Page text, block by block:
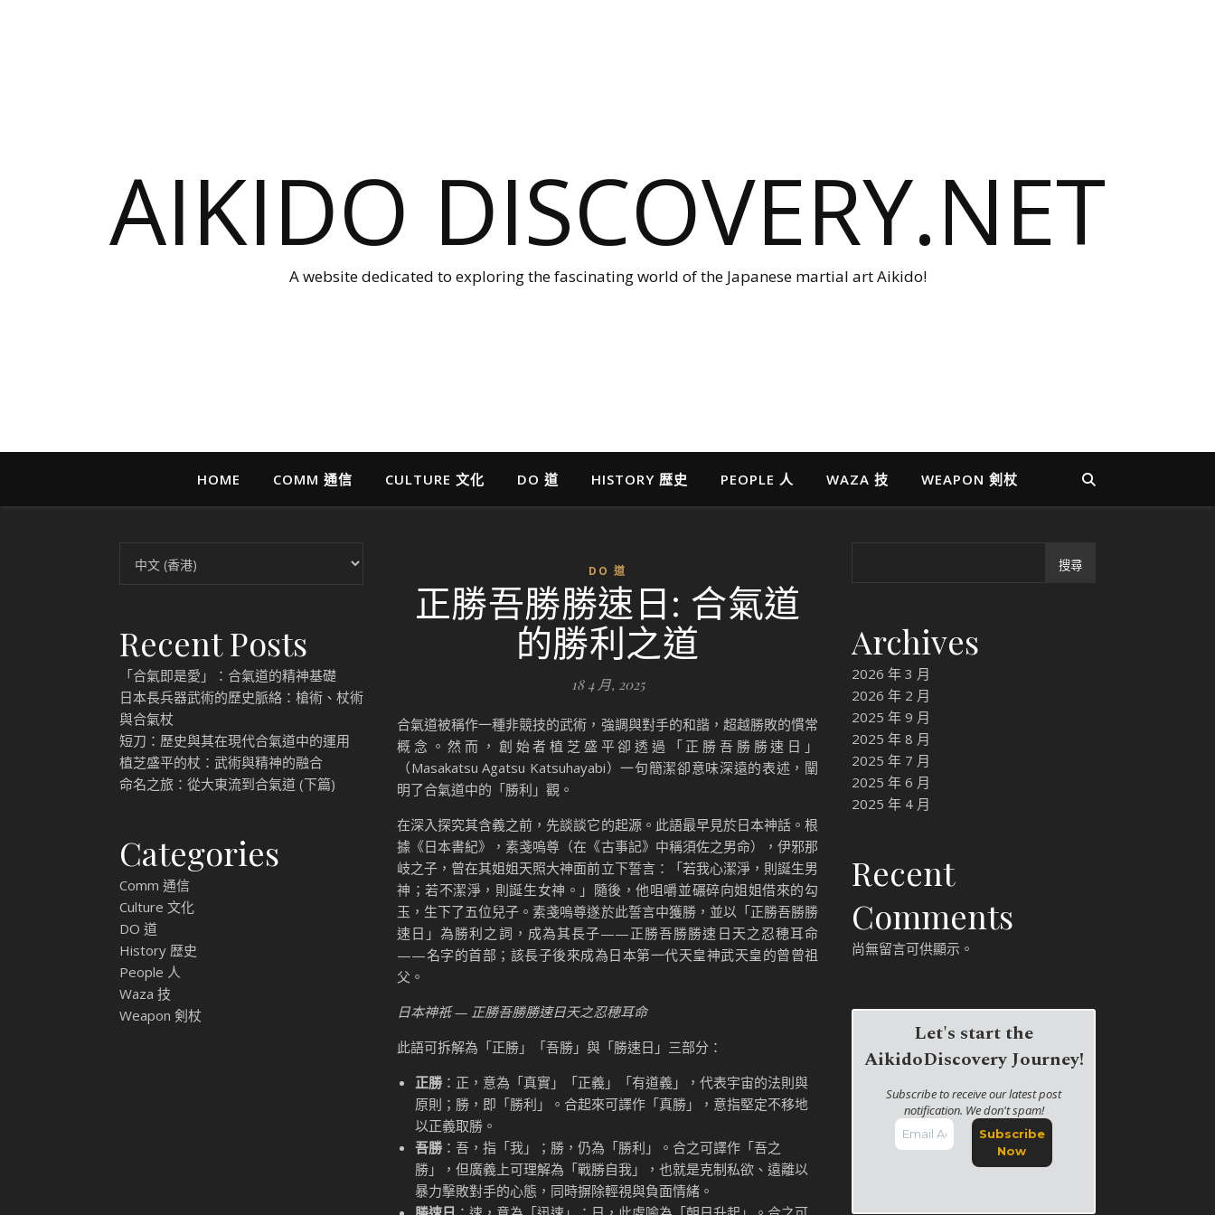
AIKIDO DISCOVERY.NET
A website dedicated to exploring the fascinating world of the Japanese martial art Aikido!
HOME COMM 通信 CULTURE 文化 DO 道 HISTORY 歴史 PEOPLE 人 WAZA 技 WEAPON 剣杖
Recent Posts
「合氣即是愛」：合氣道的精神基礎
日本長兵器武術的歷史脈絡：槍術、杖術
與合氣杖
短刀：歷史與其在現代合氣道中的運用
植芝盛平的杖：武術與精神的融合
命名之旅：從大東流到合氣道 (下篇)
Categories
Comm 通信
Culture 文化
DO 道
History 歴史
People 人
Waza 技
Weapon 剣杖
DO 道
正勝吾勝勝速日: 合氣道
的勝利之道
18 4 月, 2025
合氣道被稱作一種非競技的武術，強調與對手的和諧，超越勝敗的慣常
概念。然而，創始者植芝盛平卻透過「正勝吾勝勝速日」
（Masakatsu Agatsu Katsuhayabi）一句簡潔卻意味深遠的表述，闡
明了合氣道中的「勝利」觀。
在深入探究其含義之前，先談談它的起源。此語最早見於日本神話。根
據《日本書紀》，素戔嗚尊（在《古事記》中稱須佐之男命），伊邪那
岐之子，曾在其姐姐天照大神面前立下誓言：「若我心潔淨，則誕生男
神；若不潔淨，則誕生女神。」隨後，他咀嚼並碾碎向姐姐借來的勾
玉，生下了五位兒子。素戔嗚尊遂於此誓言中獲勝，並以「正勝吾勝勝
速日」為勝利之詞，成為其長子——正勝吾勝勝速日天之忍穂耳命
——名字的首部；該長子後來成為日本第一代天皇神武天皇的曾曾祖
父。
日本神祇 — 正勝吾勝勝速日天之忍穂耳命
此語可拆解為「正勝」「吾勝」與「勝速日」三部分：
正勝：正，意為「真實」「正義」「有道義」，代表宇宙的法則與
原則；勝，即「勝利」。合起來可譯作「真勝」，意指堅定不移地
以正義取勝。
吾勝：吾，指「我」；勝，仍為「勝利」。合之可譯作「吾之
勝」，但廣義上可理解為「戰勝自我」，也就是克制私欲、遠離以
暴力擊敗對手的心態，同時摒除輕視與負面情緒。
搜尋
Archives
2026 年 3 月
2026 年 2 月
2025 年 9 月
2025 年 8 月
2025 年 7 月
2025 年 6 月
2025 年 4 月
Recent
Comments
尚無留言可供顯示。
Let's start the
AikidoDiscovery Journey!
Subscribe to receive our latest post
notification. We don't spam!